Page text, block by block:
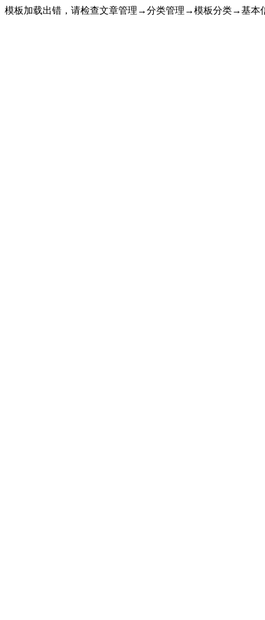
模板加载出错，请检查文章管理→分类管理→模板分类→基本